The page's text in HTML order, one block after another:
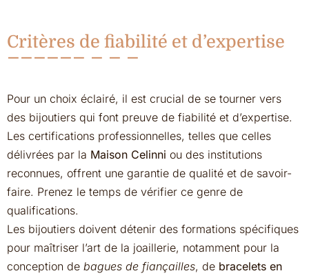
Critères de fiabilité et d’expertise
Pour un choix éclairé, il est crucial de se tourner vers
des bijoutiers qui font preuve de fiabilité et d’expertise.
Les certifications professionnelles, telles que celles
délivrées par la Maison Celinni ou des institutions
reconnues, offrent une garantie de qualité et de savoir-
faire. Prenez le temps de vérifier ce genre de
qualifications.
Les bijoutiers doivent détenir des formations spécifiques
pour maîtriser l’art de la joaillerie, notamment pour la
conception de bagues de fiançailles, de bracelets en